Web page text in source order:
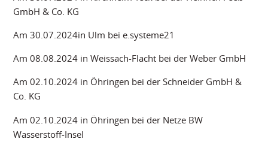
GmbH & Co. KG
Am 30.07.2024in Ulm bei e.systeme21
Am 08.08.2024 in Weissach-Flacht bei der Weber GmbH
Am 02.10.2024 in Öhringen bei der Schneider GmbH &
Co. KG
Am 02.10.2024 in Öhringen bei der Netze BW
Wasserstoff-Insel